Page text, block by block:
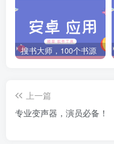
搜书大师，100个书源
上一篇
专业变声器，演员必备！